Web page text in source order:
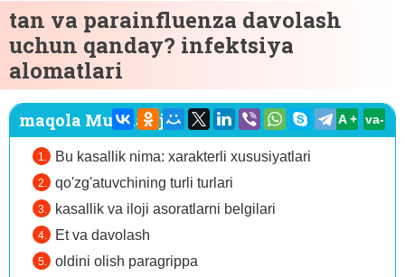
tan va parainfluenza davolash
uchun qanday? infektsiya
alomatlari
maqola Mundarija:
Bu kasallik nima: xarakterli xususiyatlari
qo'zg'atuvchining turli turlari
kasallik va iloji asoratlarni belgilari
Et va davolash
oldini olish paragrippa
A + va-